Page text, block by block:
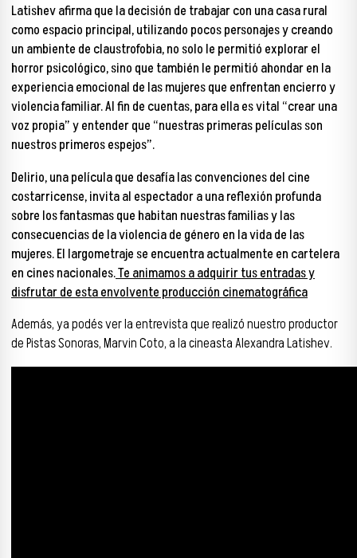
Latishev afirma que la decisión de trabajar con una casa rural
como espacio principal, utilizando pocos personajes y creando
un ambiente de claustrofobia, no solo le permitió explorar el
horror psicológico, sino que también le permitió ahondar en la
experiencia emocional de las mujeres que enfrentan encierro y
violencia familiar. Al fin de cuentas, para ella es vital “crear una
voz propia” y entender que “nuestras primeras películas son
nuestros primeros espejos”.
Delirio, una película que desafía las convenciones del cine
costarricense, invita al espectador a una reflexión profunda
sobre los fantasmas que habitan nuestras familias y las
consecuencias de la violencia de género en la vida de las
mujeres. El largometraje se encuentra actualmente en cartelera
en cines nacionales.Te animamos a adquirir tus entradas y
disfrutar de esta envolvente producción cinematográfica
Además, ya podés ver la entrevista que realizó nuestro productor
de Pistas Sonoras, Marvin Coto, a la cineasta Alexandra Latishev.